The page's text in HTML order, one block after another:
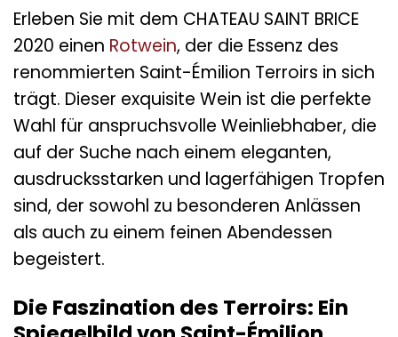
Erleben Sie mit dem CHATEAU SAINT BRICE
2020 einen Rotwein, der die Essenz des
renommierten Saint-Émilion Terroirs in sich
trägt. Dieser exquisite Wein ist die perfekte
Wahl für anspruchsvolle Weinliebhaber, die
auf der Suche nach einem eleganten,
ausdrucksstarken und lagerfähigen Tropfen
sind, der sowohl zu besonderen Anlässen
als auch zu einem feinen Abendessen
begeistert.
Die Faszination des Terroirs: Ein